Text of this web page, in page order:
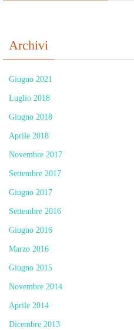
Archivi
Giugno 2021
Luglio 2018
Giugno 2018
Aprile 2018
Novembre 2017
Settembre 2017
Giugno 2017
Settembre 2016
Giugno 2016
Marzo 2016
Giugno 2015
Novembre 2014
Aprile 2014
Dicembre 2013